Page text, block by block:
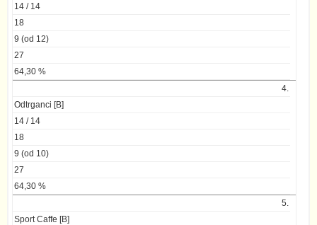
14 / 14
18
9 (od 12)
27
64,30 %
4.
Odtrganci [B]
14 / 14
18
9 (od 10)
27
64,30 %
5.
Sport Caffe [B]